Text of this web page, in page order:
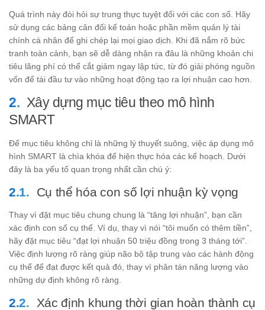
Quá trình này đòi hỏi sự trung thực tuyệt đối với các con số. Hãy
sử dụng các bảng cân đối kế toán hoặc phần mềm quản lý tài
chính cá nhân để ghi chép lại mọi giao dịch. Khi đã nắm rõ bức
tranh toàn cảnh, bạn sẽ dễ dàng nhận ra đâu là những khoản chi
tiêu lãng phí có thể cắt giảm ngay lập tức, từ đó giải phóng nguồn
vốn để tái đầu tư vào những hoạt động tạo ra lợi nhuận cao hơn.
Xây dựng mục tiêu theo mô hình
SMART
Để mục tiêu không chỉ là những lý thuyết suông, việc áp dụng mô
hình SMART là chìa khóa để hiện thực hóa các kế hoạch. Dưới
đây là ba yếu tố quan trọng nhất cần chú ý:
Cụ thể hóa con số lợi nhuận kỳ vọng
Thay vì đặt mục tiêu chung chung là “tăng lợi nhuận”, bạn cần
xác định con số cụ thể. Ví dụ, thay vì nói “tôi muốn có thêm tiền”,
hãy đặt mục tiêu “đạt lợi nhuận 50 triệu đồng trong 3 tháng tới”.
Việc định lượng rõ ràng giúp não bộ tập trung vào các hành động
cụ thể để đạt được kết quả đó, thay vì phân tán năng lượng vào
những dự định không rõ ràng.
Xác định khung thời gian hoàn thành cụ